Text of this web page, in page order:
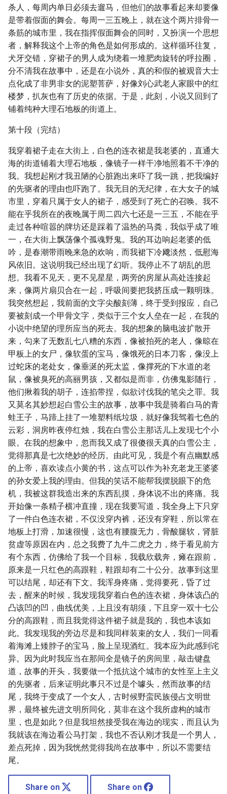
杀人，每周内单日必须去遛马，但他们的故事看起来却要像
是带着假面的舞会。每周一三五晚上，就在这个两片排骨一
条筋的城市里，我在指挥假面舞会的同时，又扮演一个思想
者，解释我这个上帝的角色是如何形成的。这样循环往复，
犬牙交错，穿裙子的男人成为绕着一堆肥肉旋转的呼拉圈，
分不清我在故事中，还是在小说外，真的和假的被观音大士
点化成了非男非女的泥塑菩萨，好像刘心武老人家眼中的红
楼梦，扒灰也有了历史的依据。于是，此刻，小说又回到了
铺着纯种大理石地板的街道上。
第十段（完结）
我穿着裙子走在大街上，白色的连衣裙是我老婆的，直通大
海的街道铺着大理石地板，像镜子一样干净地照着不干净的
我。我想起刚才我丑陋的心脏跑出来吓了我一跳，把我编好
的先驱者的理由也吓跑了。我无目的无纪律，在大女子的城
市里，穿着只属于女人的裙子，感受到了死亡的召唤。我不
能在乎我所在的夜晚属于周二四六七还是一三五，不能在乎
走过各种喧嚣的牌坊还是踩着了温热的马粪，我似乎成了唯
一，在大街上飘荡像个孤魂野鬼。我的耳边响起老婆的低
吟，是春潮带雨晚来急的欢响，而我裙下冷飕淡然，低慰海
风依旧。这说明我已经出现了幻听。我停止不了胡乱的思
想。我看不见天，更不见星星，两旁的房屋从高处连接起
来，像两片扇贝合在一起，呼吸间要把我挤压成一颗明珠。
我突然想起，我前面的文字尖酸刻薄，终于受到报应，自己
要被刻成一个甲骨文字，类似于三个女人垒在一起，在我的
小说中绝望的理所应当的死去。我的想象的脑电波扩散开
来，勾来了无数乱七八糟的东西，像被拍死的老人，像晾在
甲板上的女尸，像软蛋的宝马，像饿死的日本刀客，像没上
过蛇床的老处女，像垂涎的死太监，像撑死的下水道的老
鼠，像被臭死的高丽男孩，又都似是而非，仿佛鬼影随行，
他们揪着我的胡子，连掐带捏，似欲讨伐我的笔尖之罪。我
又莫名其妙想起白雪公主的故事，故事中我是骑着白马的青
蛙王子，马蹄上挂了一堆塑料纸垃圾，就好像我驾着七色的
云彩，洞房昨夜停红烛，我在白雪公主那话儿上发现七个小
眼。在我的想象中，忽而我又成了很傻很天真的白雪公主，
觉得那真是七次绝妙的经历。由此可见，我是个有点幽默感
的上帝，喜欢读点小黄的书，这点可以作为补充老龙王婆婆
的孙女爱上我的理由。但我的笑话不能帮我摆脱眼下的危
机，我被这群我造出来的东西乱摸，身体说不出的疼痛。我
开始像一条精子横冲直撞，现在我要写道，我全身上下只穿
了一件白色连衣裙，不仅没穿内裤，还没有穿鞋，所以常在
地板上打滑，加速很慢，这也有腰腹无力，骨酸腿软，肾脏
贫虚等原因在内，总之我费了九牛二虎之力，终于看见前方
有个东西，仿佛给了我一个目标，我载欣载奔，瘫在跟前，
原来是一只红色的高跟鞋，鞋跟却有二十公分。故事到这里
可以结尾，却还有下文。我浑身疼痛，觉得要死，昏了过
去，醒来的时候，我发现我穿着白色的连衣裙，身体该凸的
凸该凹的凹，曲线优美，上且没有胡须，下且穿一双十七公
分的高跟鞋，而且我觉得这件裙子就是我的，我也本该如
此。我发现我的旁边尽是和我同样装束的女人，我们一同看
着海滩上矮脖子的宝马，脸上呈现酒红。我本应为此感到诧
异。因为此时我应当在那间全是镜子的房间里，敲击键盘
道，故事的开头，我要做一个抵抗这个城市的女性至上主义
的先驱者，后来证明此事只不过是个噱头，然而故事的结
尾，我终于变成了一个女人，古时候野蛮民族侵占文明世
界，最终被先进文明所同化，莫非在这个我所虚构的城市
里，也是如此？但是我坦然接受我在海边的现实，而且认为
我就该在海边看公马打架，我也不否认刚才我是一个男人，
差点死掉，因为我恍然觉得我尚在故事中，所以不需要结
尾。
Share on Share on